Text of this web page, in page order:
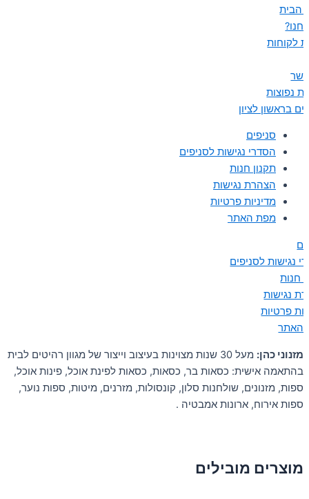
הבית
לקוחות
נפוצות
בראשון לציון
סניפים
הסדרי נגישות לסניפים
תקנון חנות
הצהרת נגישות
מדיניות פרטיות
מפת האתר
נגישות לסניפים
חנות
נגישות
פרטיות
האתר
מזנוני כהן:
מעל 30 שנות מצוינות בעיצוב וייצור של מגוון רהיטים לבית
בהתאמה אישית: כסאות בר, כסאות, כסאות לפינת אוכל, פינות אוכל,
ספות, מזנונים, שולחנות סלון, קונסולות, מזרנים, מיטות, ספות נוער,
ספות אירוח, ארונות אמבטיה .
מוצרים מובילים